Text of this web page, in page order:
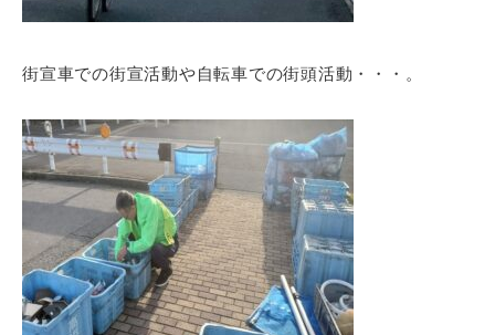
街宣車での街宣活動や自転車での街頭活動・・・。